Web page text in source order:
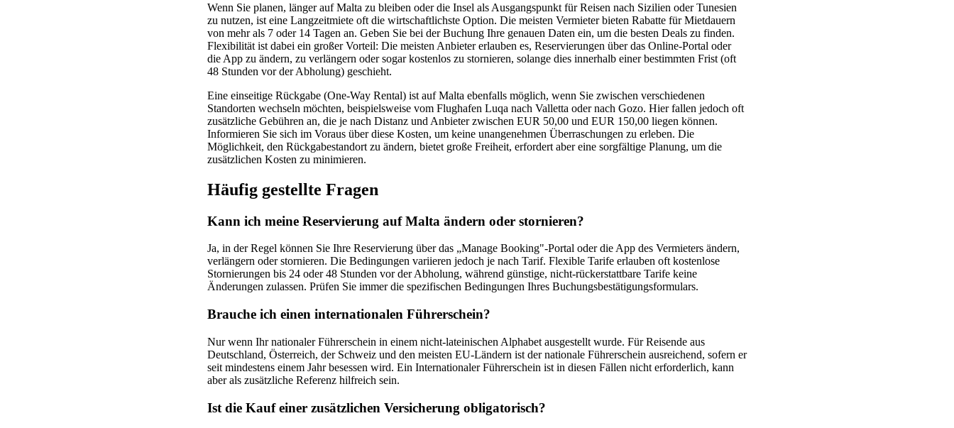
Wenn Sie planen, länger auf Malta zu bleiben oder die Insel als Ausgangspunkt für Reisen nach Sizilien oder Tunesien
zu nutzen, ist eine Langzeitmiete oft die wirtschaftlichste Option. Die meisten Vermieter bieten Rabatte für Mietdauern
von mehr als 7 oder 14 Tagen an. Geben Sie bei der Buchung Ihre genauen Daten ein, um die besten Deals zu finden.
Flexibilität ist dabei ein großer Vorteil: Die meisten Anbieter erlauben es, Reservierungen über das Online-Portal oder
die App zu ändern, zu verlängern oder sogar kostenlos zu stornieren, solange dies innerhalb einer bestimmten Frist (oft
48 Stunden vor der Abholung) geschieht.
Eine einseitige Rückgabe (One-Way Rental) ist auf Malta ebenfalls möglich, wenn Sie zwischen verschiedenen
Standorten wechseln möchten, beispielsweise vom Flughafen Luqa nach Valletta oder nach Gozo. Hier fallen jedoch oft
zusätzliche Gebühren an, die je nach Distanz und Anbieter zwischen EUR 50,00 und EUR 150,00 liegen können.
Informieren Sie sich im Voraus über diese Kosten, um keine unangenehmen Überraschungen zu erleben. Die
Möglichkeit, den Rückgabestandort zu ändern, bietet große Freiheit, erfordert aber eine sorgfältige Planung, um die
zusätzlichen Kosten zu minimieren.
Häufig gestellte Fragen
Kann ich meine Reservierung auf Malta ändern oder stornieren?
Ja, in der Regel können Sie Ihre Reservierung über das „Manage Booking"-Portal oder die App des Vermieters ändern,
verlängern oder stornieren. Die Bedingungen variieren jedoch je nach Tarif. Flexible Tarife erlauben oft kostenlose
Stornierungen bis 24 oder 48 Stunden vor der Abholung, während günstige, nicht-rückerstattbare Tarife keine
Änderungen zulassen. Prüfen Sie immer die spezifischen Bedingungen Ihres Buchungsbestätigungsformulars.
Brauche ich einen internationalen Führerschein?
Nur wenn Ihr nationaler Führerschein in einem nicht-lateinischen Alphabet ausgestellt wurde. Für Reisende aus
Deutschland, Österreich, der Schweiz und den meisten EU-Ländern ist der nationale Führerschein ausreichend, sofern er
seit mindestens einem Jahr besessen wird. Ein Internationaler Führerschein ist in diesen Fällen nicht erforderlich, kann
aber als zusätzliche Referenz hilfreich sein.
Ist die Kauf einer zusätzlichen Versicherung obligatorisch?